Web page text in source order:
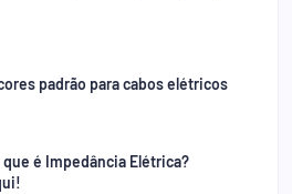
padrão para cabos elétricos
que é Impedância Elétrica?